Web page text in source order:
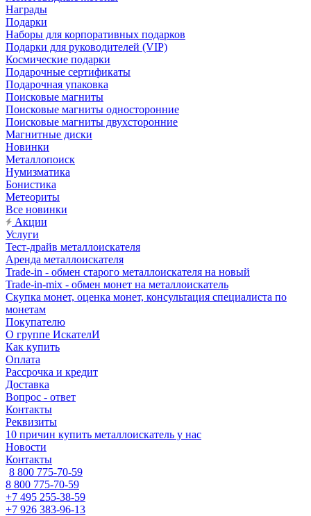
Награды
Подарки
Наборы для корпоративных подарков
Подарки для руководителей (VIP)
Космические подарки
Подарочные сертификаты
Подарочная упаковка
Поисковые магниты
Поисковые магниты односторонние
Поисковые магниты двухсторонние
Магнитные диски
Новинки
Металлопоиск
Нумизматика
Бонистика
Метеориты
Все новинки
Акции
Услуги
Тест-драйв металлоискателя
Аренда металлоискателя
Trade-in - обмен старого металлоискателя на новый
Trade-in-mix - обмен монет на металлоискатель
Скупка монет, оценка монет, консультация специалиста по
монетам
Покупателю
О группе ИскателИ
Как купить
Оплата
Рассрочка и кредит
Доставка
Вопрос - ответ
Контакты
Реквизиты
10 причин купить металлоискатель у нас
Новости
Контакты
8 800 775-70-59
8 800 775-70-59
+7 495 255-38-59
+7 926 383-96-13